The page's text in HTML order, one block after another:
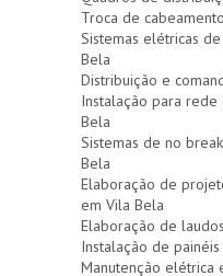
Troca de
Sistemas elétricas
Bela
Distribuição e
Instalação para
Bela
Sistemas de no
Bela
Elaboração de
em Vila Bela
Elaboração de
Instalação de
Manutenção elétrica